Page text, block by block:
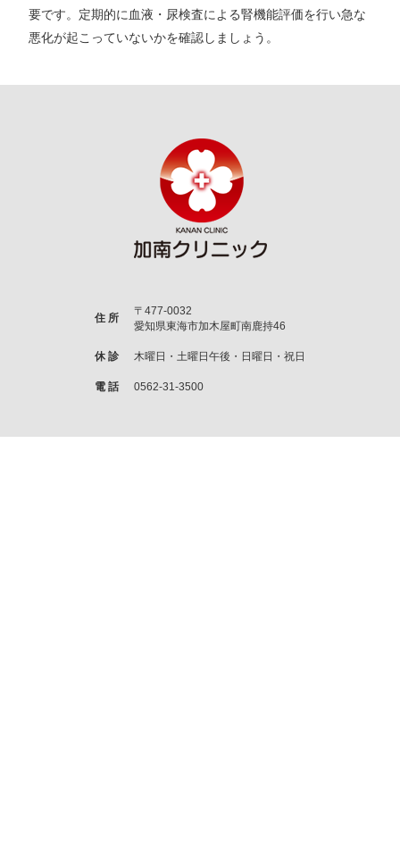
要です。定期的に血液・尿検査による腎機能評価を行い急な
悪化が起こっていないかを確認しましょう。
住 所
〒477-0032
愛知県東海市加木屋町南鹿持46
休 診 木曜日・土曜日午後・日曜日・祝日
電 話 0562-31-3500